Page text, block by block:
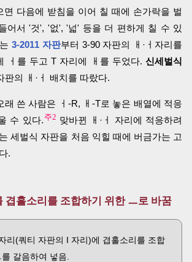
다음에 받침을 이어 칠 때에 손가락을 벌
어서 '것', '없', '넓' 등을 더 편하게 칠 수 있
는3-2011 자판부터 3-90 자판의 ㅐ·ㅓ자리를
ㅓ를 두고 T 자리에 ㅐ를 두었다. 신세벌식
판의 ㅐ·ㅓ 배치를 따랐다.
래 쓴 사람은 ㅓ-R, ㅐ-T로 놓은 배열에 적응
수 있다. 주2 맞바뀐 ㅐ·ㅓ 자리에 적응하려
세벌식 자판을 처음 익힐 때에 버금가는 고
.
겹홀소리를 조합하기 위한 ㅡ로 바꿈
리(쿼티 자판의 I 자리)에 겹홀소리를 조합
갈음하여 넣음.